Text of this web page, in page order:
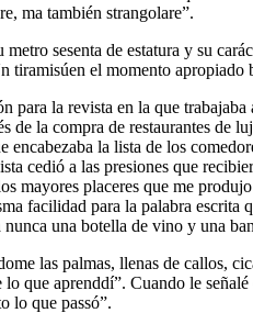
ma también strangolare”.
sesenta de estatura y su
tiramisúen el momento
para la revista en la que
de la compra de restaurantes
encabezaba la lista de los
cedió a las presiones que
mayores placeres que me
facilidad para la palabra
una botella de vino y una
las palmas, llenas de callos,
que aprenddí”. Cuando le
lo que passó”.